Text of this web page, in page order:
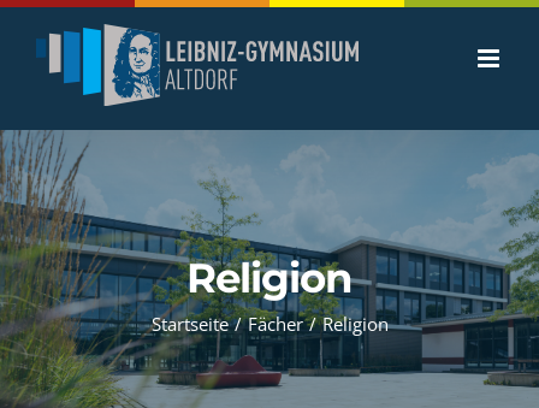
Inhalt
Religion
Startseite / Fächer / Religion